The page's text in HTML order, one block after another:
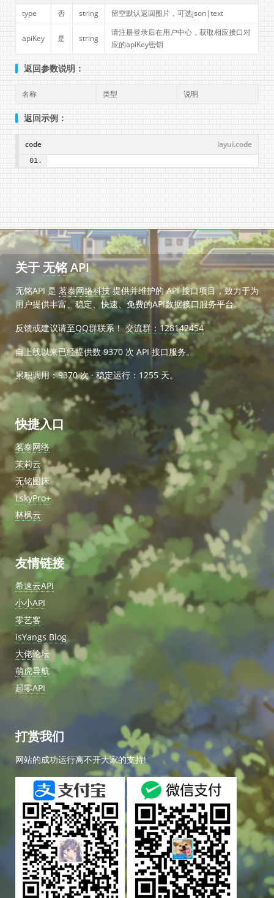
type 否 string 留空默认返回图片，可选json|text
apiKey 是 string
请注册登录后在用户中心，获取相应接口对
应的apiKey密钥
返回参数说明：
名称 类型 说明
返回示例：
code layui.code
关于 无铭API
无铭API 是 茗泰网络科技提供并维护的 API 接口项目，致力于为
用户提供丰富、稳定、快速、免费的API数据接口服务平台。
反馈或建议请至QQ群联系！交流群：128142454
自上线以来已经提供数9370 次 API 接口服务。
累积调用：9370 次 · 稳定运行： 1255 天。
快捷入口
茗泰网络
茉莉云
无铭图床
LskyPro+
林枫云
友情链接
希速云API
小小API
零艺客
isYangs Blog
大佬论坛
萌虎导航
起零API
打赏我们
网站的成功运行离不开大家的支持!